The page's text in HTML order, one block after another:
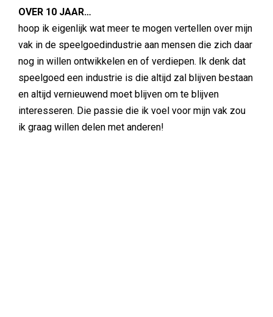
OVER 10 JAAR…
hoop ik eigenlijk wat meer te mogen vertellen over mijn
vak in de speelgoedindustrie aan mensen die zich daar
nog in willen ontwikkelen en of verdiepen. Ik denk dat
speelgoed een industrie is die altijd zal blijven bestaan
en altijd vernieuwend moet blijven om te blijven
interesseren. Die passie die ik voel voor mijn vak zou
ik graag willen delen met anderen!